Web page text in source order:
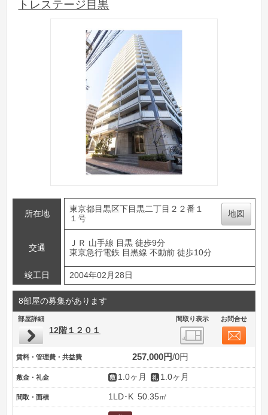
トレステージ目黒
所在地
東京都目黒区下目黒二丁目２２番１
１号
地図
交通
ＪＲ 山手線 目黒 徒歩9分
東京急行電鉄 目黒線 不動前 徒歩10分
竣工日 2004年02月28日
8部屋の募集があります
部屋詳細 間取り表示 お問合せ
12階１２０１
賃料・管理費・共益費 257,000円 0円
敷金・礼金 1.0ヶ月 1.0ヶ月
間取・面積 1LD･K 50.35㎡